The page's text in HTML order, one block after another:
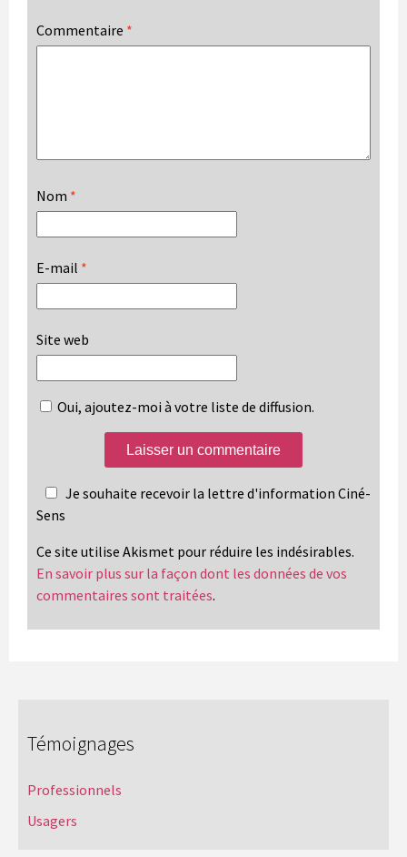
Commentaire *
Nom *
E-mail *
Site web
Oui, ajoutez-moi à votre liste de diffusion.
Je souhaite recevoir la lettre d'information Ciné-
Sens
Ce site utilise Akismet pour réduire les indésirables.
En savoir plus sur la façon dont les données de vos
commentaires sont traitées.
Témoignages
Professionnels
Usagers